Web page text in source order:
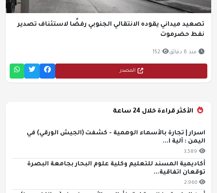
تصعيد ميداني يقوده الانتقالي الجنوبي رفضًا لاستئناف تصدير
نفط حضرموت
منذ 6 دقائق 152
المصدر
الأكثر قراءة خلال 24 ساعة
اسرار | تجارة بالأسماء الوهمية - كشفت (الجيش الورقي) في
اليمن : آلية ا...
3,589
أكاديمية المسند للتعليم وكلية علوم البحار بجامعة البصرة
توقعان اتفاقية...
2,960